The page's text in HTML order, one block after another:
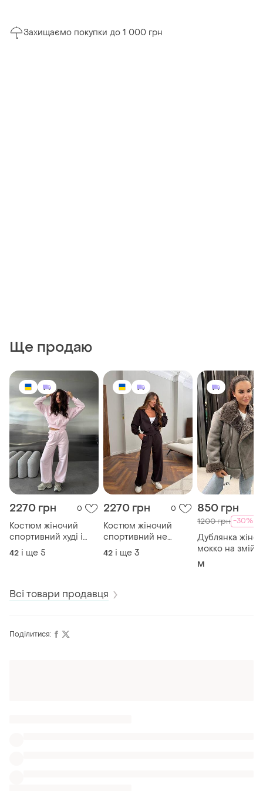
Захищаємо покупки до 1 000 грн
Ще продаю
2270 грн 0
Костюм жіночий
спортивний худі і
штани не
кошлатиться
42 і ще 5
2270 грн 0
Костюм жіночий
спортивний не
кошлатиться худі і
штани
42 і ще 3
850 грн
1200 грн -30%
Дублянка
мокко на змійці
тепла на зиму
M
Всі товари продавця
Поділитися: